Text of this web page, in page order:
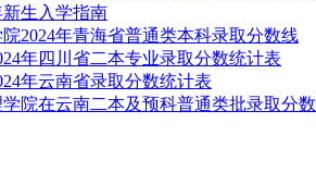
生入学指南
2024年青海省普通类本科录取分数线
年四川省二本专业录取分数统计表
年云南省录取分数统计表
学院在云南二本及预科普通类批录取分